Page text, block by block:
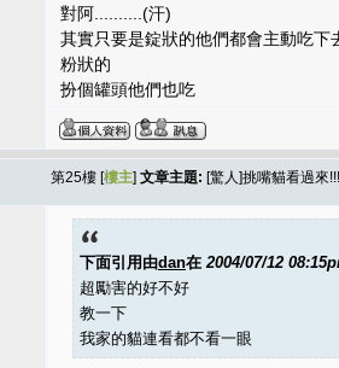
對阿..........(汗)
其實只要是錠狀的他們都會主動吃下
粉狀的
扮個罐頭他們也吃
第25樓 [樓主] 文章主題: [驚人]挑嘴貓看過來
下面引用由dan在 2004/07/12
超勵害的好不好
教一下
我家的貓連看都不看一眼